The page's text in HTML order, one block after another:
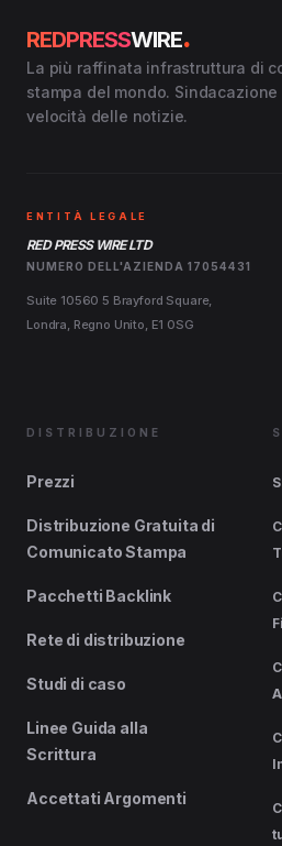
REDPRESSWIRE.
La più raffinata infrastruttura di
stampa del mondo.
velocità delle notizie.
ENTITÀ LEGALE
RED PRESS WIRE LTD
NUMERO DELL'AZIENDA 17054431
Suite 10560 5 Brayford Square,
Londra, Regno Unito, E1 0SG
DISTRIBUZIONE
Prezzi
Distribuzione Gratuita di
Comunicato Stampa
Pacchetti Backlink
Rete di distribuzione
Studi di caso
Linee Guida alla
Scrittura
Accettati Argomenti